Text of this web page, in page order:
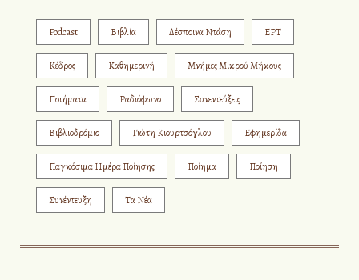
Podcast Βιβλία Δέσποινα Ντάση ΕΡΤ
Κέδρος Καθημερινή Μνήμες Μικρού Μήκους
Ποιήματα Ραδιόφωνο Συνεντεύξεις
Βιβλιοδρόμιο Γιώτη Κιουρτσόγλου Εφημερίδα
Παγκόσιμα Ημέρα Ποίησης Ποίημα Ποίηση
Συνέντευξη Τα Νέα